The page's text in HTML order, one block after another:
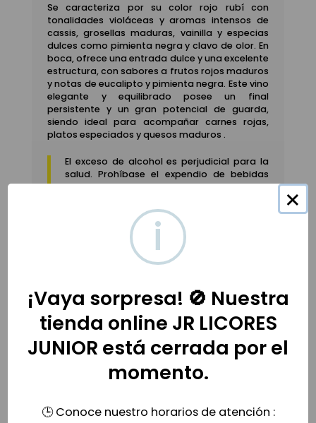
Se caracteriza por su color rojo rubí con
tonalidades violáceas y aromas intensos de
cassis, grosellas maduras, vainilla y especias
dulces como pimienta negra y clavo de olor. En
boca, ofrece una entrada dulce y una excelente
estructura, con sabores a frutos rojos maduros
y notas de eucalipto y pimienta negra. Este vino
elegante y equilibrado posee un final
persistente y un gran potencial de guarda,
siendo ideal para acompañar carnes rojas,
platos especiados y quesos maduros .
El exceso de alcohol es perjudicial para la
salud. Prohíbase el expendio de bebidas
embriagantes a menores de edad.
×
i
¡Vaya sorpresa! 🚫 Nuestra
tienda online JR LICORES
JUNIOR está cerrada por el
momento.
🕒 Conoce nuestro horarios de atención :